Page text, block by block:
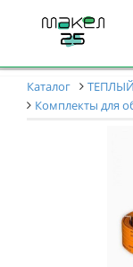
Каталог
Комплекты для